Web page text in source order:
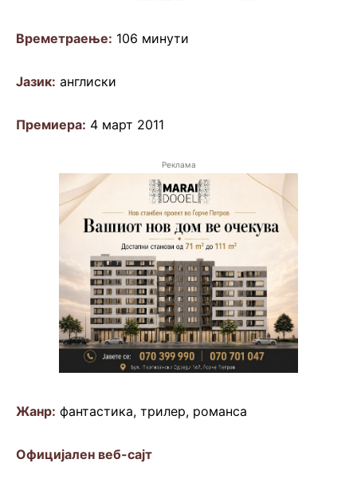
Времетраење: 106 минути
Јазик: англиски
Премиера: 4 март 2011
Реклама
Жанр: фантастика, трилер, романса
Официјален веб-сајт